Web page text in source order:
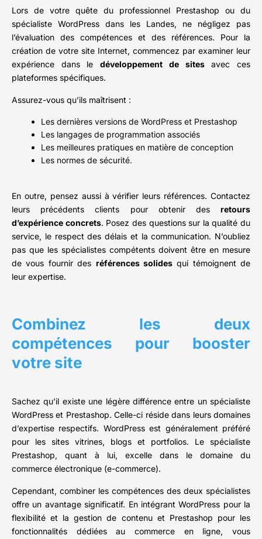
Lors de votre quête du professionnel Prestashop ou du
spécialiste WordPress dans les Landes, ne négligez pas
l’évaluation des compétences et des références. Pour la
création de votre site Internet, commencez par examiner leur
expérience dans ledéveloppement de sitesavec ces
plateformes spécifiques.
Assurez-vous qu’ils maîtrisent :
Les dernières versions de WordPress et Prestashop
Les langages de programmation associés
Les meilleures pratiques en matière de conception
Les normes de sécurité.
En outre, pensez aussi à vérifier leurs références. Contactez
leurs précédents clients pour obtenir des retours
d’expérience concrets. Posez des questions sur la qualité du
service, le respect des délais et la communication. N’oubliez
pas que les spécialistes compétents doivent être en mesure
de vous fournir des références solidesqui témoignent de
leur expertise.
Combinez les deux
compétences pour booster
votre site
Sachez qu’il existe une légère différence entre un spécialiste
WordPress et Prestashop. Celle-ci réside dans leurs domaines
d’expertise respectifs. WordPress est généralement préféré
pour les sites vitrines, blogs et portfolios. Le spécialiste
Prestashop, quant à lui, excelle dans le domaine du
commerce électronique (e-commerce).
Cependant, combiner les compétences des deux spécialistes
offre un avantage significatif. En intégrant WordPress pour la
flexibilité et la gestion de contenu et Prestashop pour les
fonctionnalités dédiées au commerce en ligne, vous